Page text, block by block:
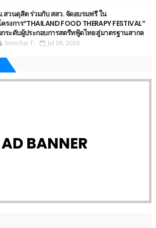
.สวนดุสิต ร่วมกับ สสว. จัดอบรมฟรี ใน
รงการ“THAILAND FOOD THERAPY FESTIVAL”
กระดับผู้ประกอบการสตรีทฟู้ดไทย สู่มาตรฐานสากล
Somchai T. Jul 09, 2026
AD BANNER